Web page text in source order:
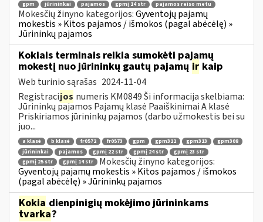
gpm jūrininkai pajamos gpmį 14 str pajamos reiso metu
Mokesčių žinyno kategorijos:Gyventojų pajamų
mokestis » Kitos pajamos / išmokos (pagal abėcėlę) »
Jūrininkų pajamos
Kokiais terminais reikia sumokėti pajamų
mokestį nuo jūrininkų gautų pajamų ir kaip
Web turinio sąrašas 2024-11-04
Registracijos numeris KM0849 Ši informacija skelbiama:
Jūrininkų pajamos Pajamų klasė Paaiškinimai A klasė
Priskiriamos jūrininkų pajamos (darbo užmokestis bei su
juo...
a klasė b klasė fr0572 fr0573 gpm gpm312 gpm313
gpm308
jūrininkai
pajamos gpmį 22 str gpmį 24 str
gpmį 23 str
gpmį 25 str
gpmį 14 str
Mokesčių žinyno kategorijos:
Gyventojų pajamų mokestis » Kitos pajamos / išmokos
(pagal abėcėlę) » Jūrininkų pajamos
Kokia dienpinigių mokėjimo jūrininkams
tvarka?